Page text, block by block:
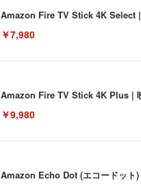
Amazon Fire TV Stick 4K Select |
￥7,980
Amazon Fire TV Stick 4K Plus |
￥9,980
Amazon Echo Dot (エコードット